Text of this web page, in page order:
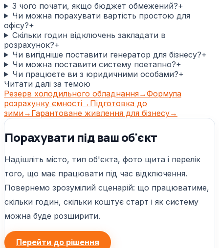
З чого почати, якщо бюджет обмежений?+
Чи можна порахувати вартість простою для
офісу?+
Скільки годин відключень закладати в
розрахунок?+
Чи вигідніше поставити генератор для бізнесу?+
Чи можна поставити систему поетапно?+
Чи працюєте ви з юридичними особами?+
Читати далі за темою
Резерв холодильного обладнання→Формула
розрахунку ємності→ Підготовка до
зими→ Гарантоване живлення для бізнесу→
Порахувати під ваш об'єкт
Надішліть місто, тип об'єкта, фото щита і перелік
того, що має працювати під час відключення.
Повернемо зрозумілий сценарій: що працюватиме,
скільки годин, скільки коштує старт і як систему
можна буде розширити.
Перейти до рішення